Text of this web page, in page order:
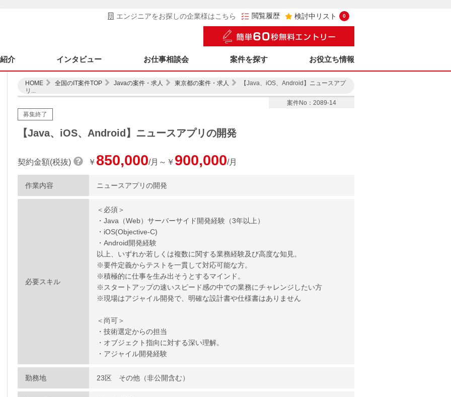
エンジニアをお探しの企業様はこちら 閲覧履歴 検討中リスト 0
介 インタビュー お仕事相談会 案件を探す お役立ち情報
HOME 全国のIT案件TOP Javaの案件・求人 東京都の案件・求人
【Java、iOS、Android】ニュースアプ
リ...
案件No：2089-14
募集終了
【Java、iOS、Android】ニュースアプリの開発
契約金額(税抜) ￥ 850,000/月～￥ 900,000/月
作業内容 ニュースアプリの開発
必要スキル
＜必須＞
・Java（Web）サーバーサイド開発経験（3年以上）
・iOS(Objective-C)
・Android開発経験
以上、いずれか若しくは複数に関する業務経験及び高度な知見。
※要件定義からテストを一貫して対応可能な方。
※積極的に仕事を生み出そうとするマインド。
※スタートアップの速いスピード感の中での業務にチャレンジしたい方
※現場はアジャイル開発で、明確な設計書や仕様書はありません
＜尚可＞
・技術選定からの担当
・オブジェクト指向に対する深い理解。
・アジャイル開発経験
勤務地 23区 その他（非公開含む）